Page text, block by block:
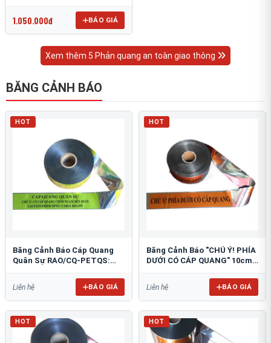
1.050.000đ BÁO GIÁ
Xem thêm 5 Phản quang an toàn giao thông
BĂNG CẢNH BÁO
HOT
Băng Cảnh Báo Cáp Quang
Quân Sự RAO/CQ-PETQS:
Liên hệ BÁO GIÁ
HOT
Băng Cảnh Báo "CHÚ Ý! PHÍA
DƯỚI CÓ CÁP QUANG" 10cm:
Liên hệ BÁO GIÁ
HOT HOT